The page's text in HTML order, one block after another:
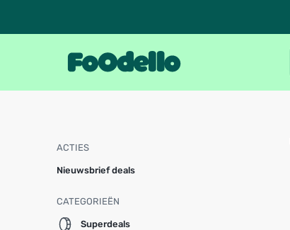
ACTIES
Nieuwsbrief deals
CATEGORIEËN
Superdeals